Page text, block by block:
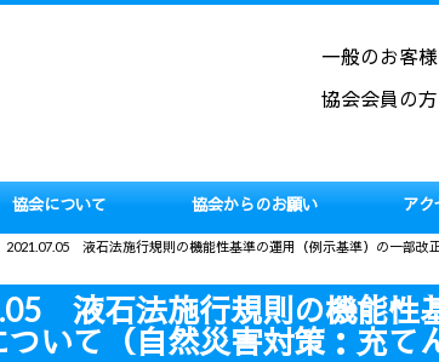
一般のお客
協会会員の
協会について 協会からのお願い アク
2021.07.05 液石法施行規則の機能性基準の運用（例示基準）の一部改
液石法施行規則の機能性
いて（自然災害対策：充て